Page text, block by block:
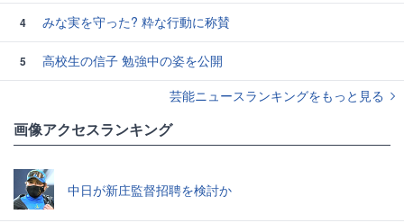
4 みな実を守った? 粋な行動に称賛
5
高校生の信子 勉強中の姿を公開
芸能ニュースランキングをもっと見る
画像アクセスランキング
中日が新庄監督招聘を検討か